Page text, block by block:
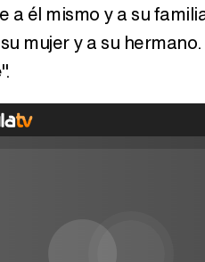
a él mismo y a su
mujer y a su hermano.
".